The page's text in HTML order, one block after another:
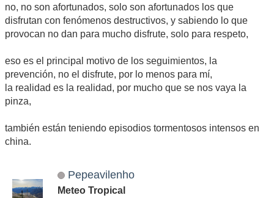
no, no son afortunados, solo son afortunados los que
disfrutan con fenómenos destructivos, y sabiendo lo que
provocan no dan para mucho disfrute, solo para respeto,
eso es el principal motivo de los seguimientos, la
prevención, no el disfrute, por lo menos para mí,
la realidad es la realidad, por mucho que se nos vaya la
pinza,
también están teniendo episodios tormentosos intensos en
china.
Pepeavilenho
Meteo Tropical